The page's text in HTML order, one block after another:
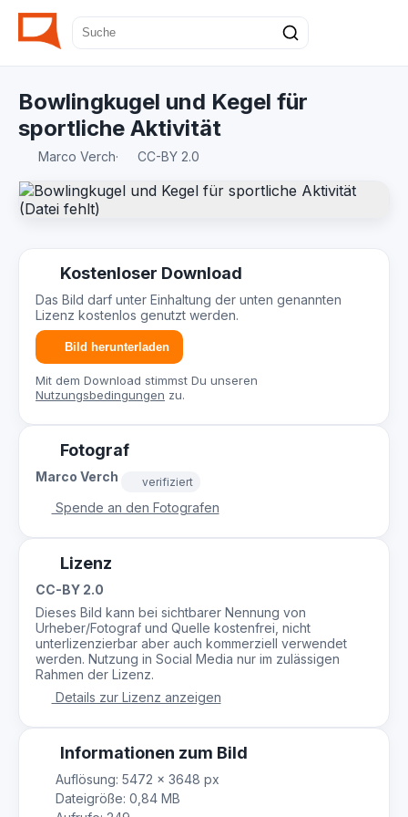
Bowlingkugel und Kegel für
sportliche Aktivität
Marco Verch· CC-BY 2.0
Kostenloser Download
Das Bild darf unter Einhaltung der unten genannten
Lizenz kostenlos genutzt werden.
Bild herunterladen
Mit dem Download stimmst Du unseren
Nutzungsbedingungen zu.
Fotograf
Marco Verch verifiziert
Spende an den Fotografen
Lizenz
CC-BY 2.0
Dieses Bild kann bei sichtbarer Nennung von
Urheber/Fotograf und Quelle kostenfrei, nicht
unterlizenzierbar aber auch kommerziell verwendet
werden. Nutzung in Social Media nur im zulässigen
Rahmen der Lizenz.
Details zur Lizenz anzeigen
Informationen zum Bild
Auflösung: 5472 × 3648 px
Dateigröße: 0,84 MB